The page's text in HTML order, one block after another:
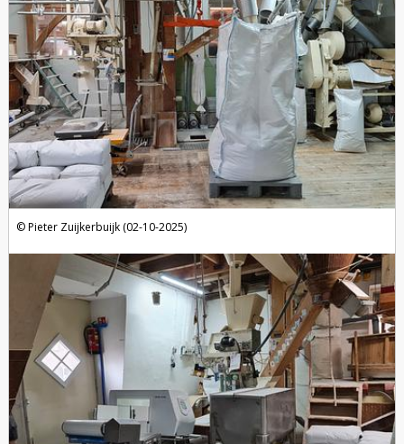
Pieter Zuijkerbuijk (02-10-2025)